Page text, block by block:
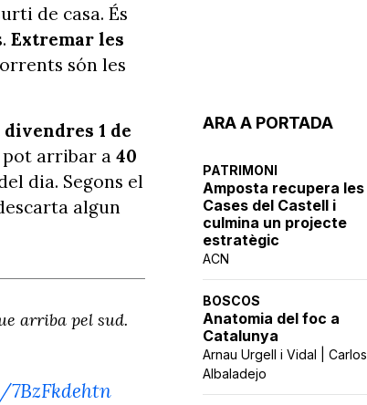
ARA A PORTADA
PATRIMONI
Amposta recupera les
Cases del Castell i
culmina un projecte
estratègic
ACN
BOSCOS
Anatomia del foc a
Catalunya
Arnau Urgell i Vidal | Carlos
Albaladejo
de casa. És
Extremar les
són les
divendres 1 de
pot arribar a 40
dia. Segons el
algun
arriba pel sud.